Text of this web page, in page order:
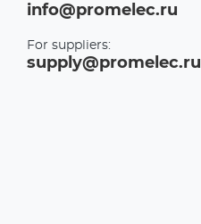
info@promelec.ru
For suppliers:
supply@promelec.ru